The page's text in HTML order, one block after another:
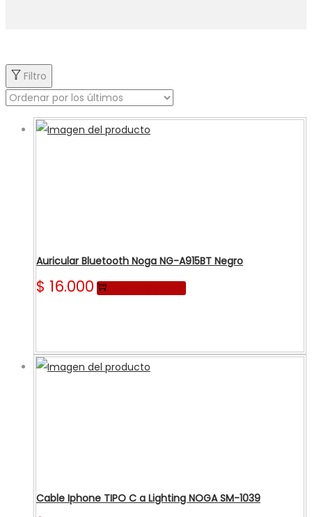
Filtro
Auricular Bluetooth Noga NG-A915BT Negro
$ 16.000
Cable Iphone TIPO C a Lighting NOGA SM-1039